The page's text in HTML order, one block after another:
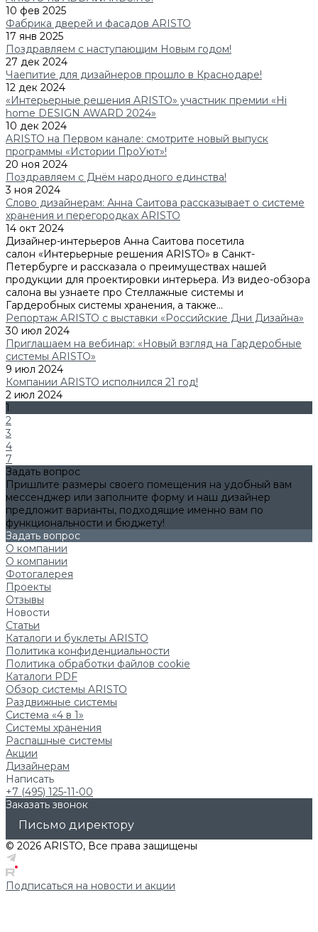
10 фев 2025
Фабрика дверей и фасадов ARISTO
17 янв 2025
Поздравляем с наступающим Новым годом!
27 дек 2024
Чаепитие для дизайнеров прошло в Краснодаре!
12 дек 2024
«Интерьерные решения ARISTO» участник премии «Hi
home DESIGN AWARD 2024»
10 дек 2024
ARISTO на Первом канале: смотрите новый выпуск
программы «Истории ПроУют»!
20 ноя 2024
Поздравляем с Днём народного единства!
3 ноя 2024
Слово дизайнерам: Анна Саитова рассказывает о системе
хранения и перегородках ARISTO
14 окт 2024
Дизайнер-интерьеров Анна Саитова посетила
салон «Интерьерные решения ARISTO» в Санкт-
Петербурге и рассказала о преимуществах нашей
продукции для проектировки интерьера. Из видео-обзора
салона вы узнаете про Стеллажные системы и
Гардеробных системы хранения, а также...
Репортаж ARISTO с выставки «Российские Дни Дизайна»
30 июл 2024
Приглашаем на вебинар: «Новый взгляд на Гардеробные
системы ARISTO»
9 июл 2024
Компании ARISTO исполнился 21 год!
2 июл 2024
1
2
3
4
7
Задать вопрос
Пришлите размеры своего помещения на удобный вам
мессенджер или заполните форму и наш дизайнер
предложит варианты, подходящие именно вам по
функциональности и бюджету!
Задать вопрос
О компании
О компании
Фотогалерея
Проекты
Отзывы
Новости
Статьи
Каталоги и буклеты ARISTO
Политика конфиденциальности
Политика обработки файлов cookie
Каталоги PDF
Обзор системы ARISTO
Раздвижные системы
Система «4 в 1»
Системы хранения
Распашные системы
Акции
Дизайнерам
Написать
+7 (495) 125-11-00
Заказать звонок
Письмо директору
© 2026 ARISTO, Все права защищены
Подписаться на новости и акции